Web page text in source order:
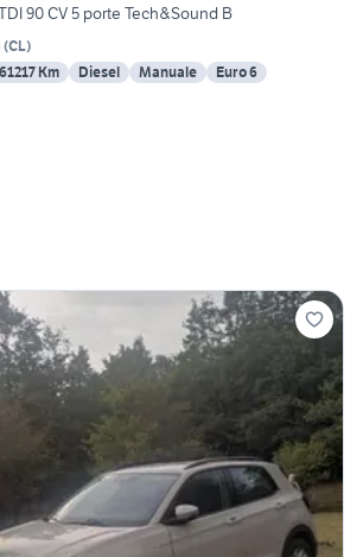
90 CV 5 porte Tech&Sound B
(CL)
Km Diesel Manuale Euro 6